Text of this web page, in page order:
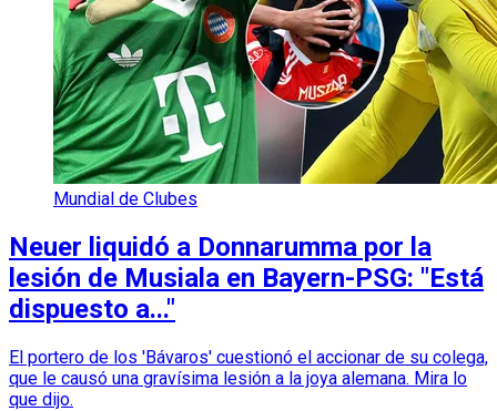
Mundial de Clubes
Neuer liquidó a Donnarumma por la
lesión de Musiala en Bayern-PSG: "Está
dispuesto a..."
El portero de los 'Bávaros' cuestionó el accionar de su colega,
que le causó una gravísima lesión a la joya alemana. Mira lo
que dijo.